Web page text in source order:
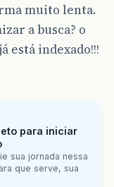
muito lenta.
a busca? o
está indexado!!!
para iniciar
sua jornada nessa
que serve, sua